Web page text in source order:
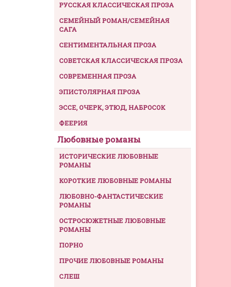
РУССКАЯ КЛАССИЧЕСКАЯ ПРОЗА
СЕМЕЙНЫЙ РОМАН/СЕМЕЙНАЯ
САГА
СЕНТИМЕНТАЛЬНАЯ ПРОЗА
СОВЕТСКАЯ КЛАССИЧЕСКАЯ ПРОЗА
СОВРЕМЕННАЯ ПРОЗА
ЭПИСТОЛЯРНАЯ ПРОЗА
ЭССЕ, ОЧЕРК, ЭТЮД, НАБРОСОК
ФЕЕРИЯ
Любовные романы
ИСТОРИЧЕСКИЕ ЛЮБОВНЫЕ
РОМАНЫ
КОРОТКИЕ ЛЮБОВНЫЕ РОМАНЫ
ЛЮБОВНО-ФАНТАСТИЧЕСКИЕ
РОМАНЫ
ОСТРОСЮЖЕТНЫЕ ЛЮБОВНЫЕ
РОМАНЫ
ПОРНО
ПРОЧИЕ ЛЮБОВНЫЕ РОМАНЫ
СЛЕШ